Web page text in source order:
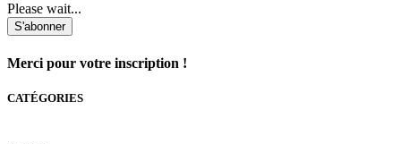
Please wait...
S'abonner
Merci pour votre inscription !
CATÉGORIES